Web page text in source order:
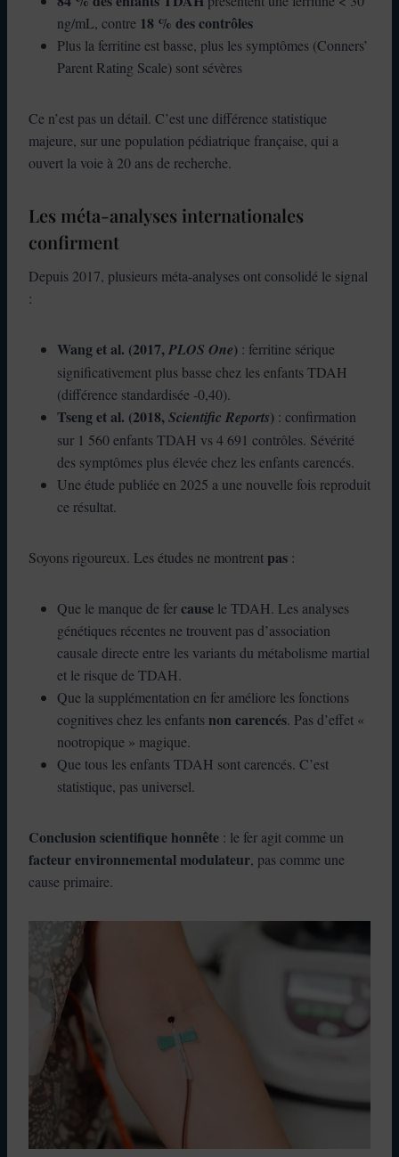
ng/mL, contre 18 % des contrôles
Plus la ferritine est basse, plus les symptômes (Conners’
Parent Rating Scale) sont sévères
Ce n’est pas un détail. C’est une différence statistique
majeure, sur une population pédiatrique française, qui a
ouvert la voie à 20 ans de recherche.
Les méta-analyses internationales
confirment
Depuis 2017, plusieurs méta-analyses ont consolidé le signal
:
Wang et al. (2017, PLOS One) : ferritine sérique
significativement plus basse chez les enfants TDAH
(différence standardisée -0,40).
Tseng et al. (2018, Scientific Reports) : confirmation
sur 1 560 enfants TDAH vs 4 691 contrôles. Sévérité
des symptômes plus élevée chez les enfants carencés.
Une étude publiée en 2025 a une nouvelle fois reproduit
ce résultat.
Soyons rigoureux. Les études ne montrent pas :
Que le manque de fercause le TDAH. Les analyses
génétiques récentes ne trouvent pas d’association
causale directe entre les variants du métabolisme martial
et le risque de TDAH.
Que la supplémentation en fer améliore les fonctions
cognitives chez les enfants non carencés. Pas d’effet «
nootropique » magique.
Que tous les enfants TDAH sont carencés. C’est
statistique, pas universel.
Conclusion scientifique honnête : le fer agit comme un
facteur environnemental modulateur, pas comme une
cause primaire.